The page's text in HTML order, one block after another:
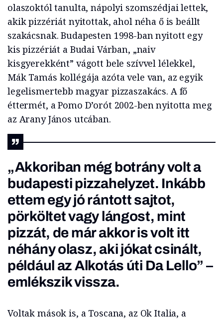
olaszoktól tanulta, nápolyi szomszédjai lettek,
akik pizzériát nyitottak, ahol néha ő is beállt
szakácsnak. Budapesten 1998-ban nyitott egy
kis pizzériát a Budai Várban, „naiv
kisgyerekként” vágott bele szívvel lélekkel,
Mák Tamás kollégája azóta vele van, az egyik
legelismertebb magyar pizzaszakács. A fő
éttermét, a Pomo D’orót 2002-ben nyitotta meg
az Arany János utcában.
„Akkoriban még botrány volt a
budapesti pizzahelyzet. Inkább
ettem egy jó rántott sajtot,
pörköltet vagy lángost, mint
pizzát, de már akkor is volt itt
néhány olasz, aki jókat csinált,
például az Alkotás úti Da Lello” –
emlékszik vissza.
Voltak mások is, a Toscana, az Ok Italia, a